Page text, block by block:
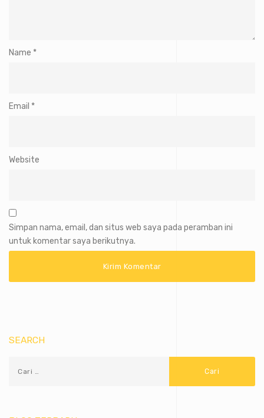
Name *
Email *
Website
Simpan nama, email, dan situs web saya pada peramban ini
untuk komentar saya berikutnya.
SEARCH